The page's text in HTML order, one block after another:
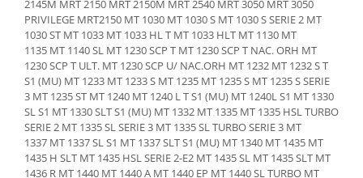
Cabluri si mufe
Mufe si pini
Piese contact
Contactor 12V
Contactoare 24V
Contactoare 48V
Motoare electrice
Placa electronica
Piese Putzmeister
Piese Mitsubishi
Piese Matbro
Piese Lindner
Piese Kramer
Piese Kaiser
2145M MRT 2150 MRT 2150M MRT 2540 MRT 3050 MRT 3050
PRIVILEGE MRT2150 MT 1030 MT 1030 S MT 1030 S SERIE 2 MT
1030 ST MT 1033 MT 1033 HL T MT 1033 HLT MT 1130 MT
1135 MT 1140 SL MT 1230 SCP T MT 1230 SCP T NAC. ORH MT
1230 SCP T ULT. MT 1230 SCP U/ NAC.ORH MT 1232 MT 1232 S T
S1 (MU) MT 1233 MT 1233 S MT 1235 MT 1235 S MT 1235 S SERIE
3 MT 1235 ST MT 1240 MT 1240 L T S1 (MU) MT 1240L S1 MT 1330
SL S1 MT 1330 SLT S1 (MU) MT 1332 MT 1335 MT 1335 HSL TURBO
SERIE 2 MT 1335 SL SERIE 3 MT 1335 SL TURBO SERIE 3 MT
1337 MT 1337 SL S1 MT 1337 SLT S1 (MU) MT 1340 MT 1435 MT
1435 H SLT MT 1435 HSL SERIE 2-E2 MT 1435 SL MT 1435 SLT MT
1436 R MT 1440 MT 1440 A MT 1440 EP MT 1440 SL TURBO MT